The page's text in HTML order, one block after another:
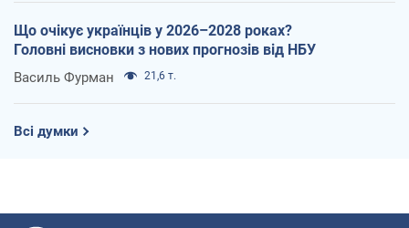
Що очікує українців у 2026–2028 роках?
Головні висновки з нових прогнозів від НБУ
Василь Фурман 21,6 т.
Всі думки